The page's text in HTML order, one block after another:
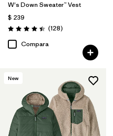
W's Down Sweater™ Vest
$ 239
Valoración: 4.4 / 5
(128Comentarios
)
Compara
New